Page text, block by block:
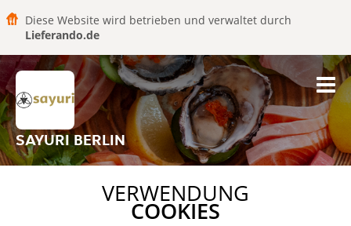
Diese Website wird betrieben und verwaltet durch
Lieferando.de
SAYURI BERLIN
VERWENDUNG
COOKIES